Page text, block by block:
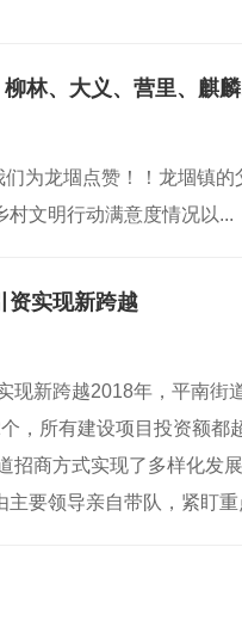
为龙堌点赞！！龙堌镇
村文明行动满意度情况以...
资实现新跨越
现新跨越2018年，平南街
，所有建设项目投资额
商方式实现了多样化发
要领导亲自带队，紧盯重